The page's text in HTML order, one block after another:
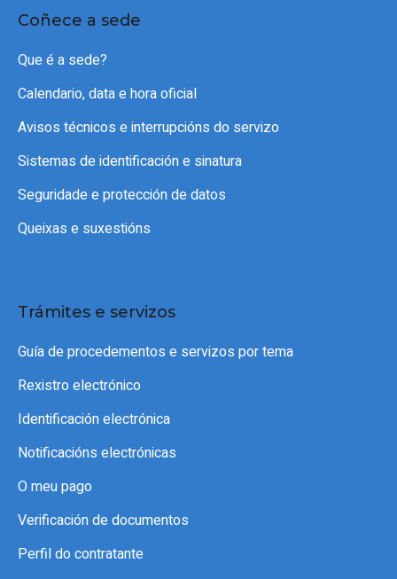
Coñece a sede
Que é a sede?
Calendario, data e hora oficial
Avisos técnicos e interrupcións do servizo
Sistemas de identificación e sinatura
Seguridade e protección de datos
Queixas e suxestións
Trámites e servizos
Guía de procedementos e servizos por tema
Rexistro electrónico
Identificación electrónica
Notificacións electrónicas
O meu pago
Verificación de documentos
Perfil do contratante